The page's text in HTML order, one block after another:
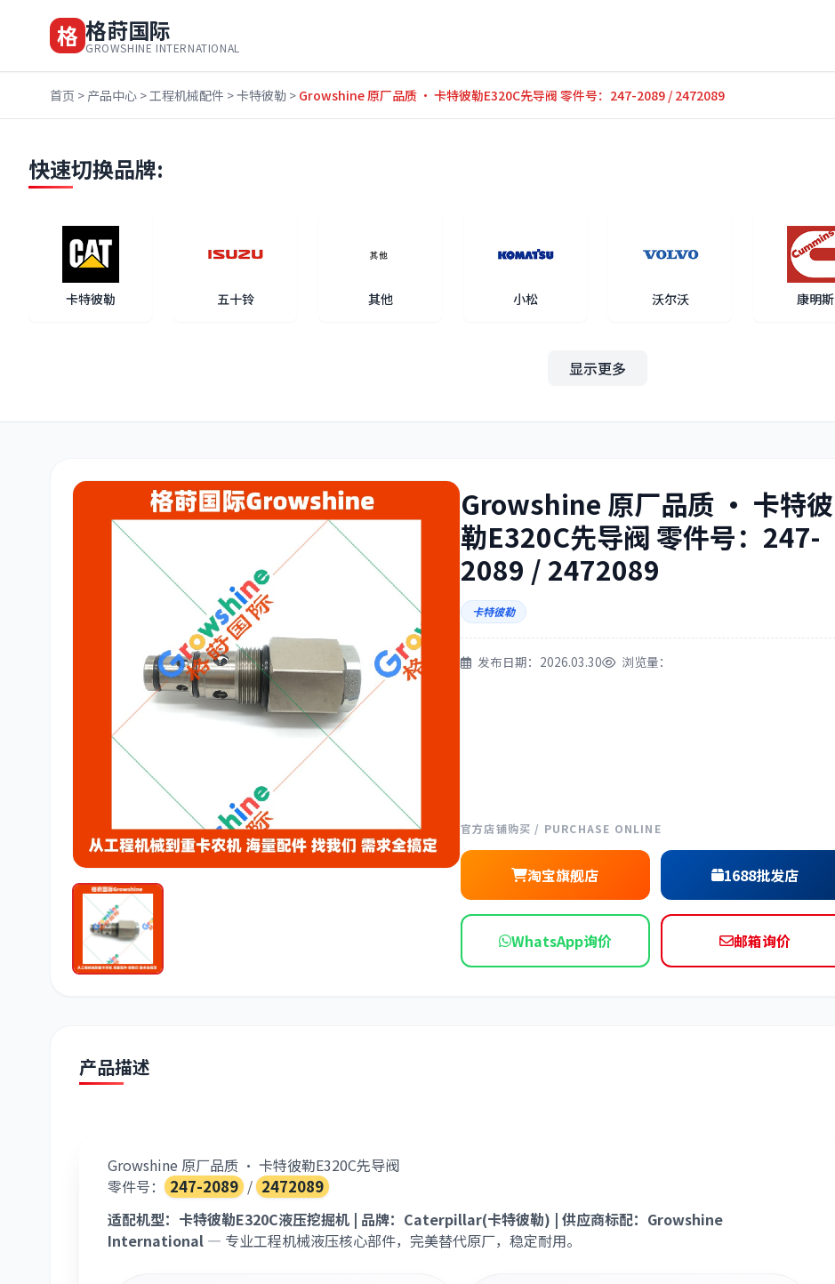
格 格莳国际
GROWSHINE INTERNATIONAL
首页 > 产品中心 >工程机械配件 >卡特彼勒 > Growshine 原厂品质 · 卡特彼勒E320C先导阀 零件号：247-2089 / 2472089
快速切换品牌:
卡特彼勒 五十铃 其他 小松 沃尔沃 康明斯
斗山 三一 奔驰
丰田 约翰迪尔
川崎 尼桑 依维柯
显示更多
Growshine 原厂品质 · 卡特彼
勒E320C先导阀 零件号：247-
2089 / 2472089
卡特彼勒
发布日期：2026.03.30 浏览量：
官方店铺购买 / PURCHASE ONLINE
淘宝旗舰店 1688批发店
WhatsApp询价 邮箱询价
产品描述
Growshine 原厂品质 · 卡特彼勒E320C先导阀
零件号：
247-2089 / 2472089
适配机型：卡特彼勒E320C液压挖掘机 | 品牌：Caterpillar(卡特彼勒) | 供应商标配：Growshine
International — 专业工程机械液压核心部件，完美替代原厂，稳定耐用。